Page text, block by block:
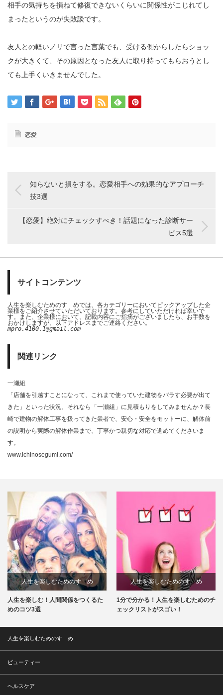
相手の気持ちを損ねて修復できないくらいに関係性がこじれてし
まったというのが失敗談です。
友人との軽いノリで言った言葉でも、受ける側からしたらショッ
クが大きくて、その原因となった友人に取り持ってもらおうとし
ても上手くいきませんでした。
恋愛
知らないと損をする。恋愛相手への効果的なアプローチ
技3選
【恋愛】絶対にチェックすべき！話題になった診断サー
ビス5選
サイトコンテンツ
人生を楽しむためのすゝめでは、各カテゴリーにおいてピックアップした企
業様をご紹介させていただいております。参考にしていただければ幸いで
す。また、企業様において、記載内容にご指摘がございましたら、お手数を
おかけしますが、以下アドレスまでご連絡ください。
mpro.4100.1@gmail.com
関連リンク
一瀬組
「店舗を引越すことになって、これまで使っていた建物をバラす必要が出て
きた」といった状況。それなら「一瀬組」に見積もりをしてみませんか？長
崎で建物の解体工事を扱ってきた業者で、安心・安全をモットーに、解体前
の説明から実際の解体作業まで、丁寧かつ親切な対応で進めてくださいま
す。
www.ichinosegumi.com/
人生を楽しむためのすゝめ
人生を楽しむ！人間関係をつくるた
めのコツ3選
人生を楽しむためのすゝめ
1分で分かる！人生を楽しむためのチ
ェックリストがスゴい！
人生を楽しむためのすゝめ
ビューティー
ヘルスケア